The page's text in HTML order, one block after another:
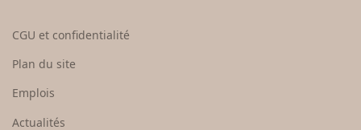
e
u
CGU et confidentialité
Plan du site
Emplois
Actualités